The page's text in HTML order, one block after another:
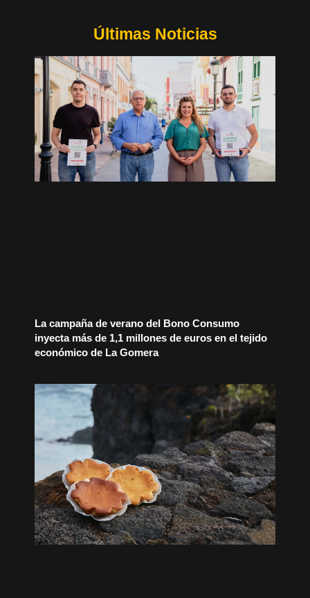
Últimas Noticias
La campaña de verano del Bono Consumo
inyecta más de 1,1 millones de euros en el tejido
económico de La Gomera